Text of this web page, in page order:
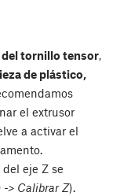
del tornillo tensor
de plástico,
el extrusor
a activar el
eje Z se
-> Calibrar Z).